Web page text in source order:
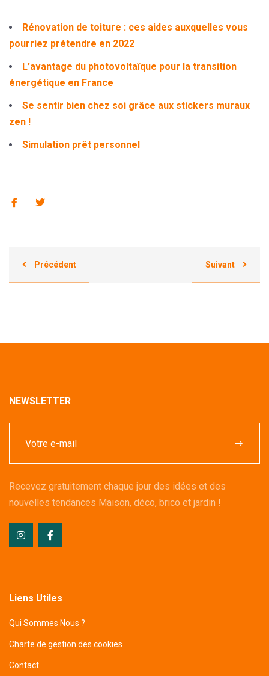
Rénovation de toiture : ces aides auxquelles vous
pourriez prétendre en 2022
L’avantage du photovoltaïque pour la transition
énergétique en France
Se sentir bien chez soi grâce aux stickers muraux
zen !
Simulation prêt personnel
Précédent Suivant
NEWSLETTER
Recevez gratuitement chaque jour des idées et des
nouvelles tendances Maison, déco, brico et jardin !
Liens Utiles
Qui Sommes Nous ?
Charte de gestion des cookies
Contact